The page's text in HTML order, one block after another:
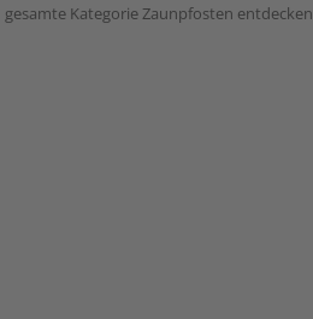
gesamte Kategorie Zaunpfosten entdecken